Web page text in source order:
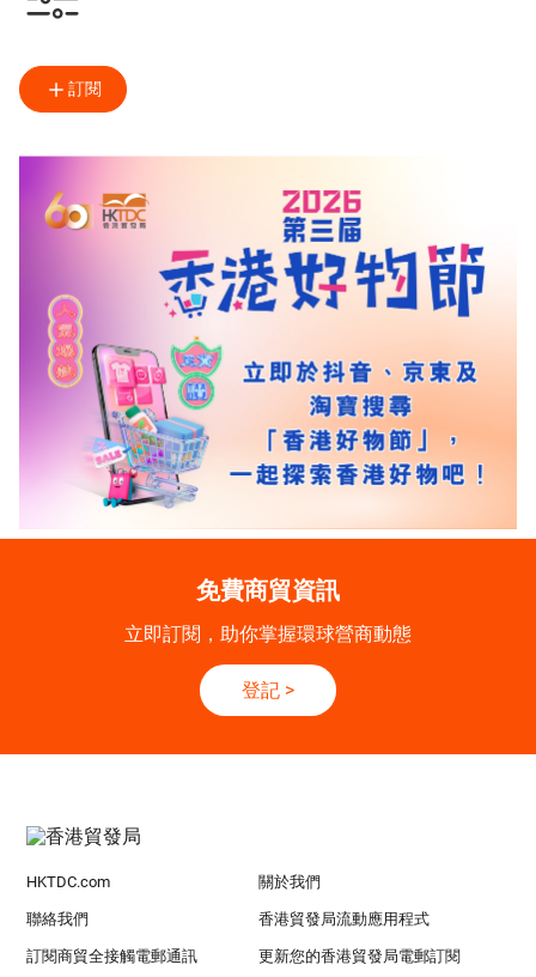
訂閱
免費商貿資訊
立即訂閱，助你掌握環球營商動態
登記 >
HKTDC.com 關於我們
聯絡我們 香港貿發局流動應用程式
訂閱商貿全接觸電郵通訊 更新您的香港貿發局電郵訂閱